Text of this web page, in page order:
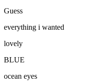
Guess
everything i wanted
lovely
BLUE
ocean eyes